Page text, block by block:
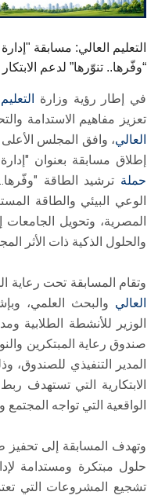
التعليم العالي: مسابقة
“وفّرها.. تنوّرها” لدعم
في إطار رؤية وزارة
تعزيز مفاهيم الاستدامة
العالي، وافق المجلس
إطلاق مسابقة بعنوان
حملة ترشيد الطاقة
الوعي البيئي والطاقة
المصرية، وتحويل الجامعات
والحلول الذكية ذات الأثر
وتقام المسابقة تحت رعاية
العالي والبحث العلمي،
الوزير للأنشطة الطلابية
صندوق رعاية المبتكرين
المدير التنفيذي للصندوق،
الابتكارية التي تستهدف
الواقعية التي تواجه المجتمع و
وتهدف المسابقة إلى تحفيز
حلول مبتكرة ومستدامة
تشجيع المشروعات التي